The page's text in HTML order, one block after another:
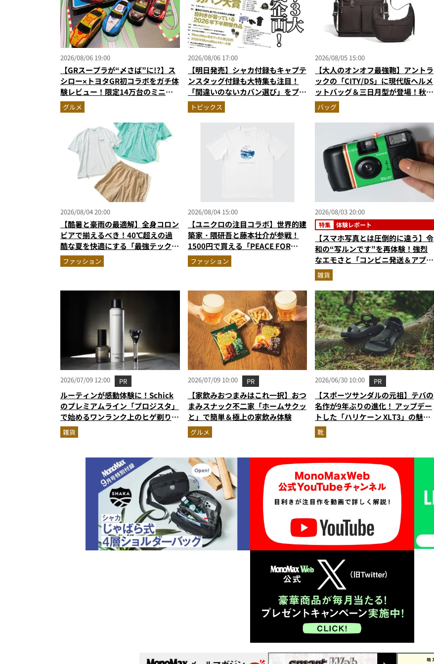
2026/08/06 19:00
【GRスープラが“〆さば”に!?】ス
シロー×トヨタGR初コラボをガチ体
験レビュー！限定14万台のミニカ
ー＆体験型演出に大人も子供も大興
奮間違いなし
グルメ
2026/08/06 17:00
【明日発売】シャカ付録もキャプテ
ンスタッグ付録も大特集も注目！
「間違いのないカバン選び」をプロ
がジャッジ・MonoMax9月号の目
次を公開
トピックス
2026/08/05 15:00
【大人のオンオフ最強鞄】アントラ
ックの「CITY/DS」に現代版ヘルメ
ットバッグ＆三日月型が登場！秋服
に絶対合う新色モールブラウンが傑
作
バッグ
2026/08/04 20:00
【酷暑と豪雨の最適解】全身コロン
ビアで揃えるべき！40℃超えの過
酷な夏を快適にする「最強テックウ
エア」セットアップ
ファッション
2026/08/04 15:00
【ユニクロの注目コラボ】世界的建
築家・隈研吾と藤本壮介が参戦！
1500円で買える「PEACE FOR
ALL」最新作
ファッション
2026/08/03 20:00
特集 体験レポート
【スマホ写真とは圧倒的に違う】令
和の“写ルンです”を再体験！強烈
なエモさと「コンビニ発送＆アプリ
受け取り」が唯一無二で楽しすぎた
雑貨
2026/07/09 12:00 PR
ルーティンが感動体験に！Schick
のプレミアムライン「プロジスタ」
で始めるワンランク上のヒゲ剃り習
慣
雑貨
2026/07/09 10:00 PR
【家飲みおつまみはこれ一択】おつ
まみスナック不二家「ホームサクッ
と」で簡単＆極上の家飲み体験
グルメ
2026/06/30 10:00 PR
【スポーツサンダルの元祖】テバの
名作が9年ぶりの進化！ アップデー
トした「ハリケーン XLT3」の魅力
を識者があらゆる角度から徹底解
説！
靴